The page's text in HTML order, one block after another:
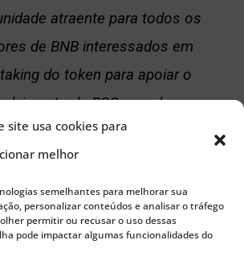
site usa cookies para
melhor
semelhantes para melhorar sua
personalizar conteúdos e analisar o tráfego
permitir ou recusar o uso dessas
pode impactar algumas funcionalidades do
atraente para todos os
de BNB interessados em
do token para apoiar o
da BSC e ganhar
os validadores da BSC no
atual de validadores serão
com taxas de gas de